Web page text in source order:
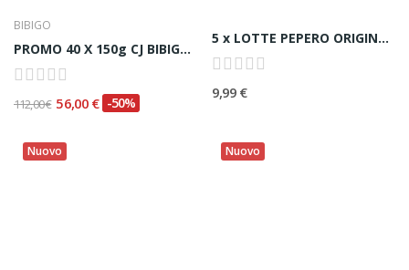
BIBIGO
PROMO 40 X 150g CJ BIBIGO KIMCHI TAGLIATO...
112,00 € 56,00 € -50%
5 x LOTTE PEPERO ORIGINAL ver. STRAY KIDS 빼빼로...
9,99 €
Nuovo Nuovo